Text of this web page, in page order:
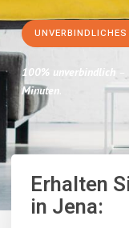
100% unverbindlich –
Minuten.
Erhalten
in Jena: